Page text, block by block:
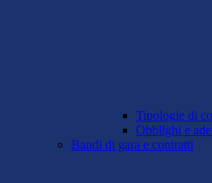
Tipologie di
Obblighi e
Bandi di gara e contratti